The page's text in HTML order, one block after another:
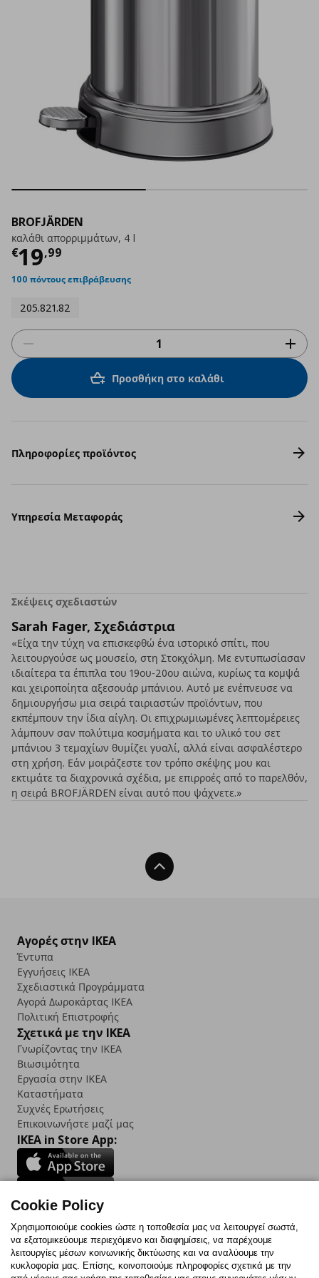
BROFJÄRDEN
καλάθι απορριμμάτων, 4 l
€19,99
Τρέχουσα τιμή
100 πόντους επιβράβευσης
205.821.82
Προσθήκη στο καλάθι
Πληροφορίες προϊόντος
Υπηρεσία Μεταφοράς
Σκέψεις σχεδιαστών
Sarah Fager, Σχεδιάστρια
«Είχα την τύχη να επισκεφθώ ένα ιστορικό σπίτι, που
λειτουργούσε ως μουσείο, στη Στοκχόλμη. Με εντυπωσίασαν
ιδιαίτερα τα έπιπλα του 19ου-20ου αιώνα, κυρίως τα κομψά
και χειροποίητα αξεσουάρ μπάνιου. Αυτό με ενέπνευσε να
δημιουργήσω μια σειρά ταιριαστών προϊόντων, που
εκπέμπουν την ίδια αίγλη. Οι επιχρωμιωμένες λεπτομέρειες
λάμπουν σαν πολύτιμα κοσμήματα και το υλικό του σετ
μπάνιου 3 τεμαχίων θυμίζει γυαλί, αλλά είναι ασφαλέστερο
στη χρήση. Εάν μοιράζεστε τον τρόπο σκέψης μου και
εκτιμάτε τα διαχρονικά σχέδια, με επιρροές από το παρελθόν,
η σειρά BROFJÄRDEN είναι αυτό που ψάχνετε.»
Back To Top
Αγορές στην IKEA
Έντυπα
Εγγυήσεις IKEA
Σχεδιαστικά Προγράμματα
Αγορά Δωρoκάρτας IKEA
Πολιτική Επιστροφής
Σχετικά με την IKEA
Γνωρίζοντας την IKEA
Βιωσιμότητα
Εργασία στην IKEA
Καταστήματα
Συχνές Ερωτήσεις
Επικοινωνήστε μαζί μας
IKEA in Store App:
Follow us:
FacebookInstagram
TikTokYoutubePinterestTwitter
Cookie Policy
Χρησιμοποιούμε cookies ώστε η τοποθεσία μας να λειτουργεί σωστά,
να εξατομικεύουμε περιεχόμενο και διαφημίσεις, να παρέχουμε
λειτουργίες μέσων κοινωνικής δικτύωσης και να αναλύουμε την
κυκλοφορία μας. Επίσης, κοινοποιούμε πληροφορίες σχετικά με την